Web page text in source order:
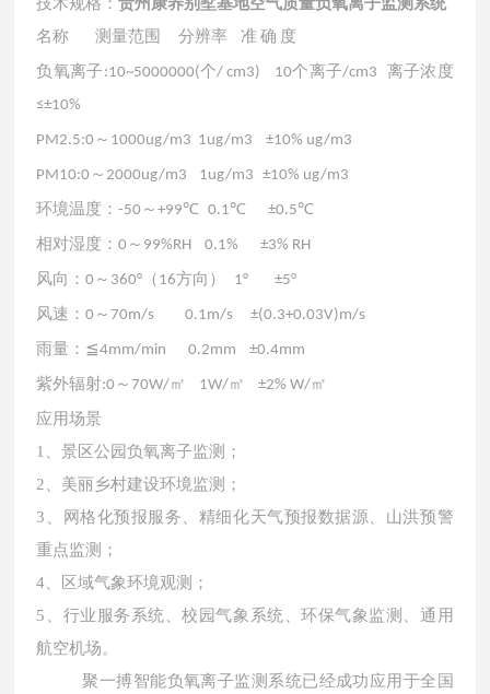
名称
测量范围 分辨率 准 确 度
负氧离子 :10~5000000(个/ cm3) 10个离子/cm3 离子浓度
≤±10%
PM2.5:0 ～ 1000ug/m3 1ug/m3 ±10% ug/m3
PM10:0 ～ 2000ug/m3 1ug/m3 ±10% ug/m3
环境温度 ：-50 ～+99℃ 0.1℃ ±0.5℃
相对湿度 ：0 ～ 99%RH 0.1% ±3% RH
风向 ：0 ～ 360° （ 16方向） 1° ±5°
风速 ：0 ～70m/s 0.1m/s ±(0.3+0.03V)m/s
雨量 ： ≦4mm/min 0.2mm±0.4mm
紫外辐射:0 ～70W/ ㎡ 1W/ ㎡ ±2% W/ ㎡
应用场景
1、景区公园负氧离子监测；
2、美丽乡村建设环境监测；
3、网格化预报服务、精细化天气预报数据源、山洪预警
重点监测；
4、区域气象环境观测；
5、行业服务系统、校园气象系统、环保气象监测、通用
航空机场。
聚一搏智能负氧离子监测系统已经成功应用于全国